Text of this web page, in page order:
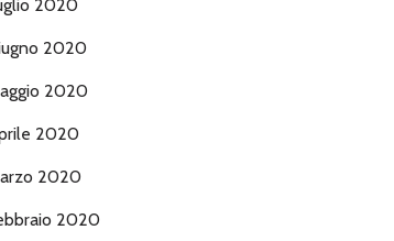
2020
2020
2020
2020
2020
2020